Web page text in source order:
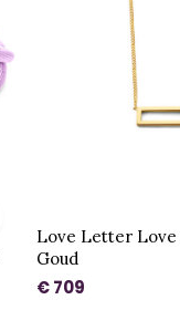
Love Letter Love
Goud
€ 709